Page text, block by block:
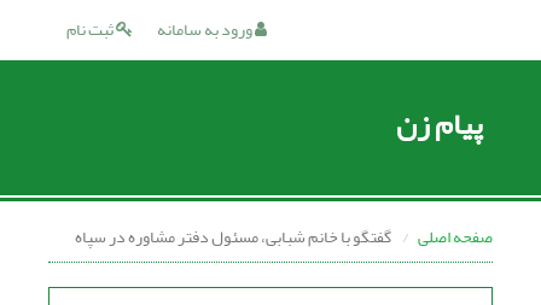
ثبت نام ورود به سامانه
پیام زن
صفحه اصلی گفتگو با خانم شبابی، مسئول دفتر مشاوره در سپاه